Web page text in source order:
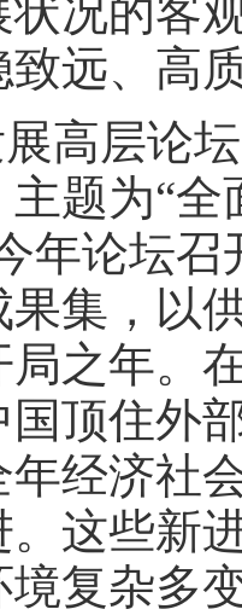
状况的客
致远、高
高层论
主题为“
年论坛
集，以
局之年。
国顶住外
年经济社
。这些新
境复杂多